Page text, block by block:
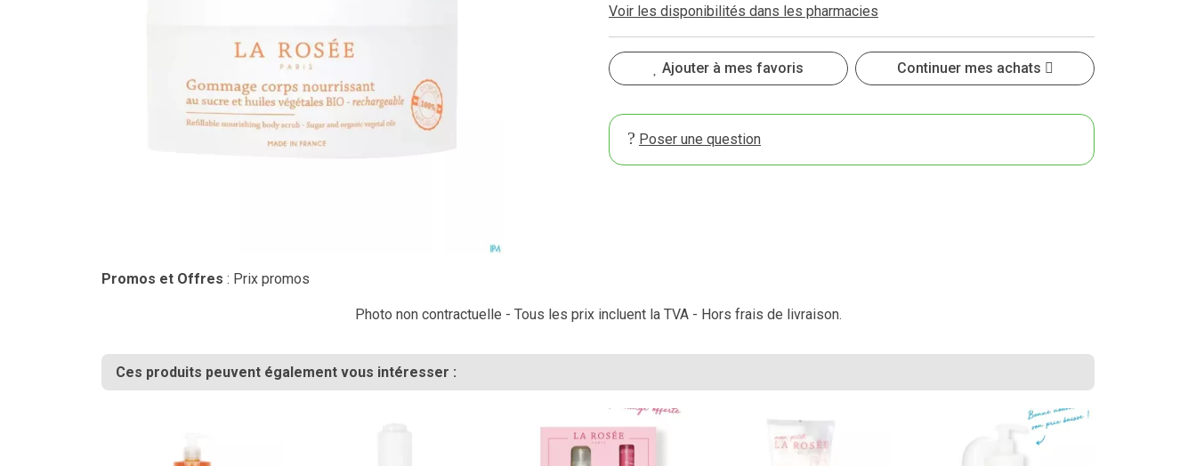
Voir les disponibilités dans les pharmacies
Ajouter à mes favoris Continuer mes achats
Poser une question
Promos et Offres : Prix promos
Photo non contractuelle - Tous les prix incluent la TVA - Hors frais de livraison.
Ces produits peuvent également vous intéresser :